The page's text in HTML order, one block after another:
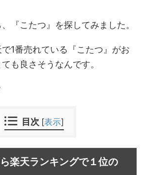
『こたつ』を探してみました。
1番売れている『こたつ』がお
も良さそうなんです。
目次 [表示]
楽天ランキングで１位の